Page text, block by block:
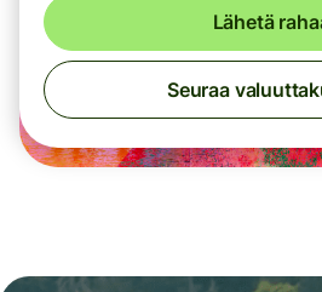
Lähetä
Seuraa